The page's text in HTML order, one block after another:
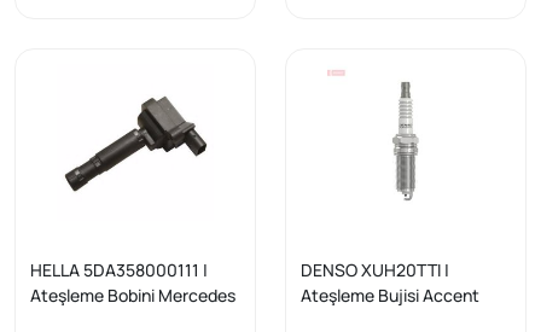
HELLA 5DA358000111 |
Ateşleme Bobini Mercedes
DENSO XUH20TTI |
Ateşleme Bujisi Accent